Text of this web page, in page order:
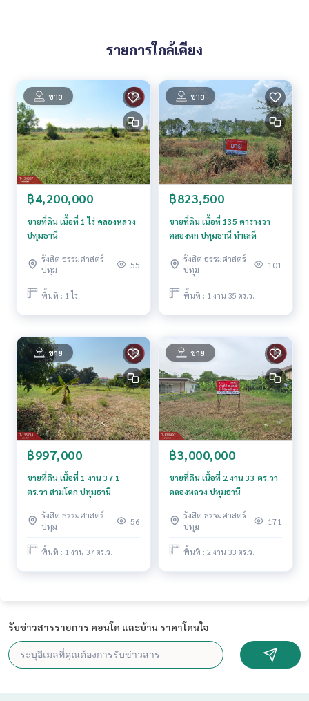
**พร้อมอัตราดอกเบี้ยพิเศษ และ วงเงินสูงสุด 90-100% ของราคา
สนใจสอบถามข้อมูลเพิ่มเติม หรือ นัดชมบ้านได้ที่
Tel :
0987452425
จอย (รหัสตัวแทน 4713)
Line ID :0987452425
Callcenter :02-047-4282
www.tb.co.th
The Best Property Agent CO,.LTD. ผู้นำด้านธุรกิจนายหน้า ตัวแ
ยี และ นวัตกรรมที่สร้างสรรค์ เพื่อส่งมอบบริการที่ดีที่สุดเพื่อคุณ ใ
ห้บริการด้าน ซื้อ ขาย เช่า อสังหาริมทรัพย์
รายการใกล้เคียง
ขาย
฿4,200,000
ขายที่ดิน เนื้อที่ 1 ไร่ คลองหลวง
ปทุมธานี
รังสิต ธรรมศาสตร์
ปทุม
55
พื้นที่ : 1 ไร่
ขาย
฿823,500
ขายที่ดิน เนื้อที่ 135 ตารางวา
คลองหก ปทุมธานี ทำเลดี
รังสิต ธรรมศาสตร์
ปทุม
101
พื้นที่ : 1 งาน 35 ตร.ว.
ขาย
฿997,000
ขายที่ดิน เนื้อที่ 1 งาน 37.1
ตร.วา สามโคก ปทุมธานี
รังสิต ธรรมศาสตร์
ปทุม
56
พื้นที่ : 1 งาน 37 ตร.ว.
ขาย
฿3,000,000
ขายที่ดิน เนื้อที่ 2 งาน 33 ตร.วา
คลองหลวง ปทุมธานี
รังสิต ธรรมศาสตร์
ปทุม
171
พื้นที่ : 2 งาน 33 ตร.ว.
รับข่าวสารรายการ คอนโด และบ้าน ราคาโดนใจ